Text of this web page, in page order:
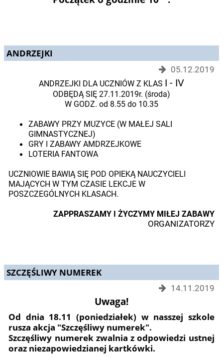
ANDRZEJKI
05.12.2019
ANDRZEJKI DLA UCZNIÓW Z KLAS I - IV
ODBĘDĄ SIĘ 27.11.2019r. (środa)
W GODZ. od 8.55 do 10.35
ZABAWY PRZY MUZYCE (W MAŁEJ SALI
GIMNASTYCZNEJ)
GRY I ZABAWY AMDRZEJKOWE
LOTERIA FANTOWA
UCZNIOWIE BAWIĄ SIĘ POD OPIEKĄ NAUCZYCIELI
MAJĄCYCH W TYM CZASIE LEKCJE W
POSZCZEGÓLNYCH KLASACH.
ZAPPRASZAMY I ŻYCZYMY MIŁEJ ZABAWY
ORGANIZATORZY
SZCZĘŚLIWY NUMEREK
14.11.2019
Uwaga!
Od dnia 18.11 (poniedziałek) w nasszej szkole
rusza akcja "Szczęśliwy numerek".
Szczęśliwy numerek zwalnia z odpowiedzi ustnej
oraz niezapowiedzianej kartkówki.